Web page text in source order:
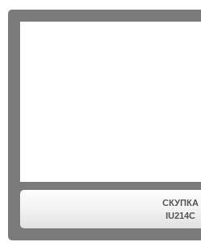
СКУПКА
IU214C